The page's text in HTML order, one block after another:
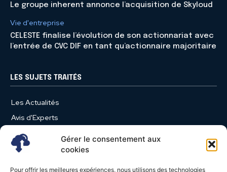
Gérer le consentement aux
cookies
Pour offrir les meilleures expériences, nous utilisons des technologies
Le groupe inherent annonce l’acquisition de Skyloud
Vie d'entreprise
CELESTE finalise l’évolution de son actionnariat avec
l’entrée de CVC DIF en tant qu’actionnaire majoritaire
LES SUJETS TRAITÉS
Les Actualités
Avis d'Experts
Produits et Services
Vie d'entreprise